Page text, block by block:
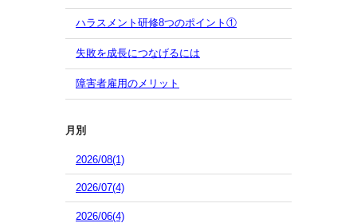
ハラスメント研修8つのポイント①
失敗を成長につなげるには
障害者雇用のメリット
月別
2026/08(1)
2026/07(4)
2026/06(4)